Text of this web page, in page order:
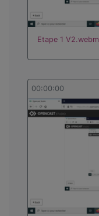
Etape 1 V2.webm
00:00:00